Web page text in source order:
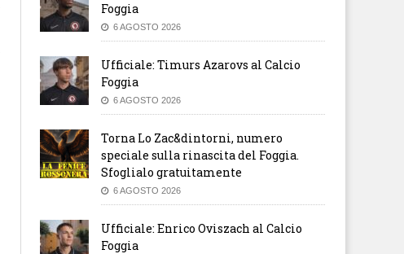
Foggia
6 AGOSTO 2026
Ufficiale: Timurs Azarovs al Calcio
Foggia
6 AGOSTO 2026
Torna Lo Zac&dintorni, numero
speciale sulla rinascita del Foggia.
Sfoglialo gratuitamente
6 AGOSTO 2026
Ufficiale: Enrico Oviszach al Calcio
Foggia